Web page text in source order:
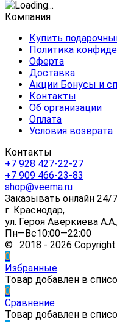
Компания
Купить
Политика
Оферта
Доставка
Акции Бонусы и
Контакты
Об организации
Оплата
Условия возврата
Контакты
+7 928 427-22-27
+7 909 466-23-83
shop@veema.ru
Заказывать онлайн 24/7
г. Краснодар,
ул. Героя Аверкиева
Пн—Вс10:00—22:00
© 2018 - 2026 Copyright
0
Избранные
Товар добавлен в
0
Сравнение
Товар добавлен в